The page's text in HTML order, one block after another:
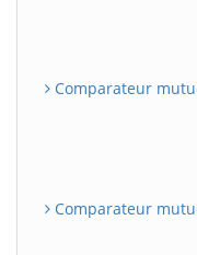
Comparateur
Comparateur